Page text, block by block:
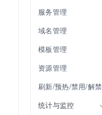
服务管理
域名管理
模板管理
资源管理
刷新/预热/禁用/解禁
统计与监控